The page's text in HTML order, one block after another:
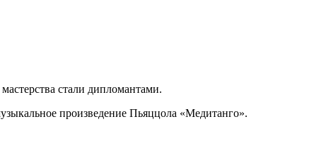
стали дипломантами.
произведение Пьяццола «Медитанго».